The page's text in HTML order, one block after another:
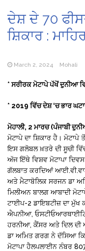
ਦੇਸ਼ ਦੇ 70
ਸ਼ਿਕਾਰ :
March 2, 2024 Mohali
* ਸਰੀਰਕ ਮੋਟਾਪੇ ਪੱਖੋਂ ਦੁਨੀਆ
* 2019 ਵਿੱਚ ਦੇਸ਼ ‘ਚ ਭਾਰ
ਮੋਹਾਲੀ, 2 ਮਾਰਚ (ਪੰਜਾਬੀ
ਮੋਟਾਪੇ ਦਾ ਸ਼ਿਕਾਰ ਹੈ। ਮੋਟਾਪੇ
ਇਸ ਗਲੋਬਲ ਖ਼ਤਰੇ ਦੀ ਸੂਚੀ
ਅੱਜ ਇੱਥੇ ਵਿਸ਼ਵ ਮੋਟਾਪਾ
ਗੱਲਬਾਤ ਕਰਦਿਆਂ
ਅਤੇ ਮੈਟਾਬੋਲਿਕ ਸਰਜਨ ਡਾ
ਮਿਲੀਅਨ ਬਾਲਗ ਆਬਾਦੀ
ਟਾਈਪ-2 ਡਾਇਬਟੀਜ਼ ਦਾ
ਐਪਨੀਆ,
ਹਰਨੀਆ, ਕੈਂਸਰ ਅਤੇ ਦਿਲ ਦੀ
ਡਾ ਅਮਿਤ ਗਰਗ ਨੇ ਦੱਸਿਆ
ਮੋਟਾਪਾ ਹੈਲਪਲਾਈਨ ਨੰਬਰ